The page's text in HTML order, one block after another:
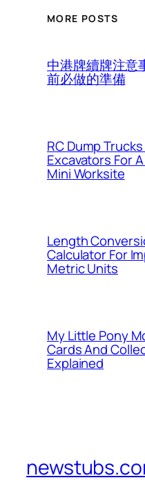
MORE POSTS
中港牌續牌注意
前必做的準備
RC Dump
Excavators For
Mini Worksite
Length
Calculator For
Metric Units
My Little Pony
Cards And
Explained